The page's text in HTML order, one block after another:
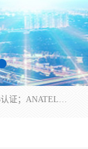
*是一家的测试、评估、检查与认机构，主要从事巴西NR10认证、NR12认证、NR13认证；ANATEL认证、INMTRO认证，欧盟CE认证：MD认证，PED认证，MID认证，ATEX认证，德国蓝色天使认证。